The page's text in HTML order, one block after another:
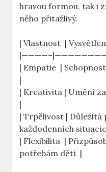
hravou formou, tak i
něho přitažlivý.
| Vlastnost ⁢ |
| Empatie ⁣ |
|
| Kreativita | Umění
|
| ​Trpělivost | Důležitá
každodenních
| Flexibilita ⁣ |
potřebám dětí ‍ |